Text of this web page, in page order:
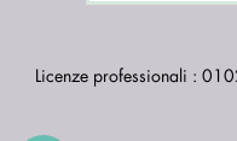
Licenze professionali :